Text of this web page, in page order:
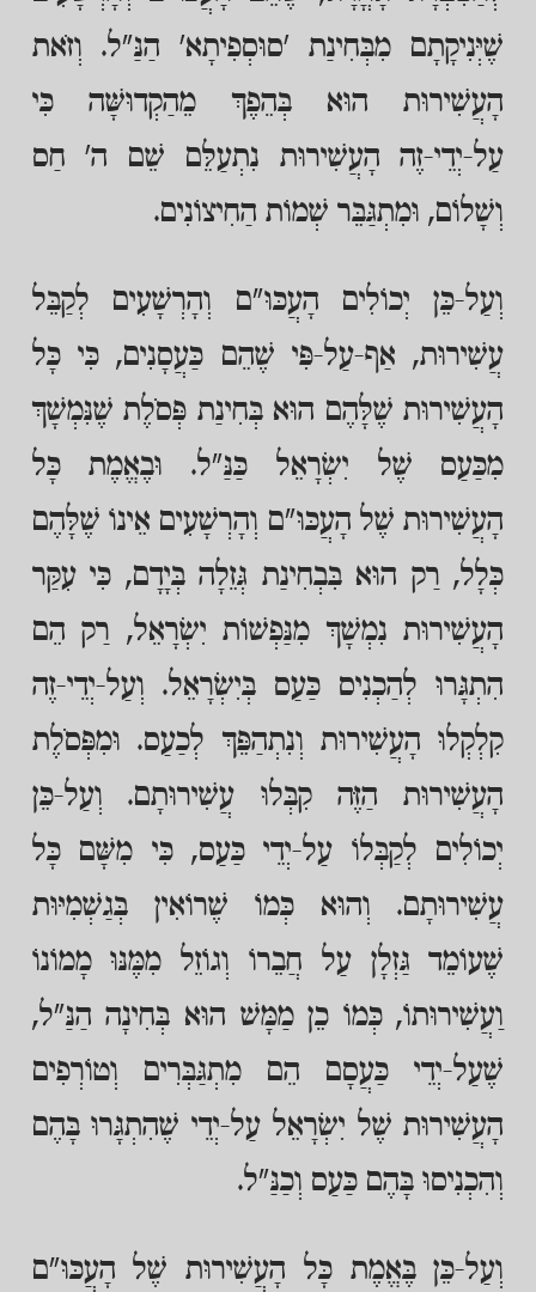
שֶׁיְּנִיקָתָם מִבְּחִינַת 'סוּסְפִיתָא' הַנַּ"ל. וְזֹאת
הָעֲשִׁירוּת הוּא בְּהֵפֶךְ מֵהַקְדוּשָּׁה כִּי
עַל-יְדֵי-זֶה הָעֲשִׁירוּת נִתְעַלֵּם שֵׁם ה' חַס
וְשָׁלוֹם, וּמִתְגַּבֵּר שְׁמוֹת הַחִיצוֹנִים.
וְעַל-כֵּן יְכוֹלִים הָעֲכּוּ"ם וְהָרְשָׁעִים לְקַבֵּל
עֲשִׁירוּת, אַף-עַל-פִּי שֶׁהֵם כַּעֲסָנִים, כִּי כָּל
הָעֲשִׁירוּת שֶׁלָּהֶם הוּא בְּחִינַת פְּסֹלֶת שֶׁנִּמְשָׁךְ
מִכַּעַס שֶׁל יִשְׂרָאֵל כַּנַּ"ל. וּבֶאֱמֶת כָּל
הָעֲשִׁירוּת שֶׁל הָעֲכּוּ"ם וְהָרְשָׁעִים אֵינוֹ שֶׁלָּהֶם
כְּלָל, רַק הוּא בִּבְחִינַת גְּזֵלָה בְּיָדָם, כִּי עִקַּר
הָעֲשִׁירוּת נִמְשָׁךְ מִנַּפְשׁוֹת יִשְׂרָאֵל, רַק הֵם
הִתְגָּרוּ לְהַכְנִיס כַּעַס בְּיִשְׂרָאֵל. וְעַל-יְדֵי-זֶה
קִלְקְלוּ הָעֲשִׁירוּת וְנִתְהַפֵּךְ לְכַעַס. וּמִפְּסֹלֶת
הָעֲשִׁירוּת הַזֶּה קִבְּלוּ עֲשִׁירוּתָם. וְעַל-כֵּן
יְכוֹלִים לְקַבְּלוֹ עַל-יְדֵי כַּעַס, כִּי מִשָּׁם כָּל
עֲשִׁירוּתָם. וְהוּא כְּמוֹ שֶׁרוֹאִין בְּגַשְׁמִיּוּת
שֶׁעוֹמֵד גַּזְלָן עַל חֲבֵרוֹ וְגוֹזֵל מִמֶּנּוּ מָמוֹנוֹ
וַעֲשִׁירוּתוֹ, כְּמוֹ כֵן מַמָּשׁ הוּא בְּחִינָה הַנַּ"ל,
שֶׁעַל-יְדֵי כַּעֲסָם הֵם מִתְגַּבְּרִים וְטוֹרְפִים
הָעֲשִׁירוּת שֶׁל יִשְׂרָאֵל עַל-יְדֵי שֶׁהִתְגָּרוּ בָּהֶם
וְהִכְנִיסוּ בָּהֶם כַּעַס וְכַנַּ"ל.
וְעַל-כֵּן בֶּאֱמֶת כָּל הָעֲשִׁירוּת שֶׁל הָעֲכּוּ"ם